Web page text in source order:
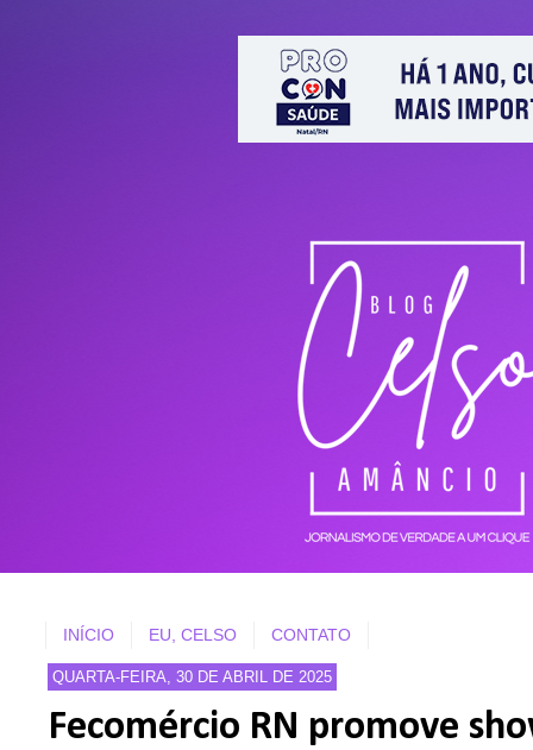
INÍCIO EU, CELSO CONTATO
QUARTA-FEIRA, 30 DE ABRIL DE 2025
Fecomércio RN promove